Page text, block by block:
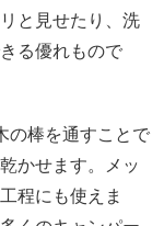
と見せたり、洗
る優れもので
の棒を通すことで
かせます。メッ
程にも使えま